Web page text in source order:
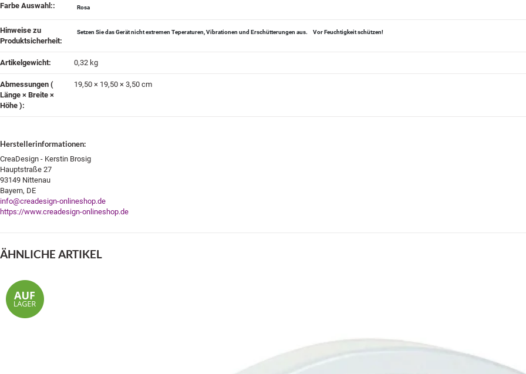
Farbe Auswahl:‍: Rosa
Hinweise zu
Produktsicherheit‍:
Setzen Sie das Gerät nicht extremen Teperaturen, Vibrationen und Erschütterungen aus. Vor Feuchtigkeit schützen!
Artikelgewicht‍: 0,32 kg
Abmessungen (
Länge × Breite ×
Höhe )‍:
19,50 × 19,50 × 3,50 cm
Herstellerinformationen:
CreaDesign - Kerstin Brosig
Hauptstraße 27
93149 Nittenau
Bayern, DE
info@creadesign-onlineshop.de
https://www.creadesign-onlineshop.de
ÄHNLICHE ARTIKEL